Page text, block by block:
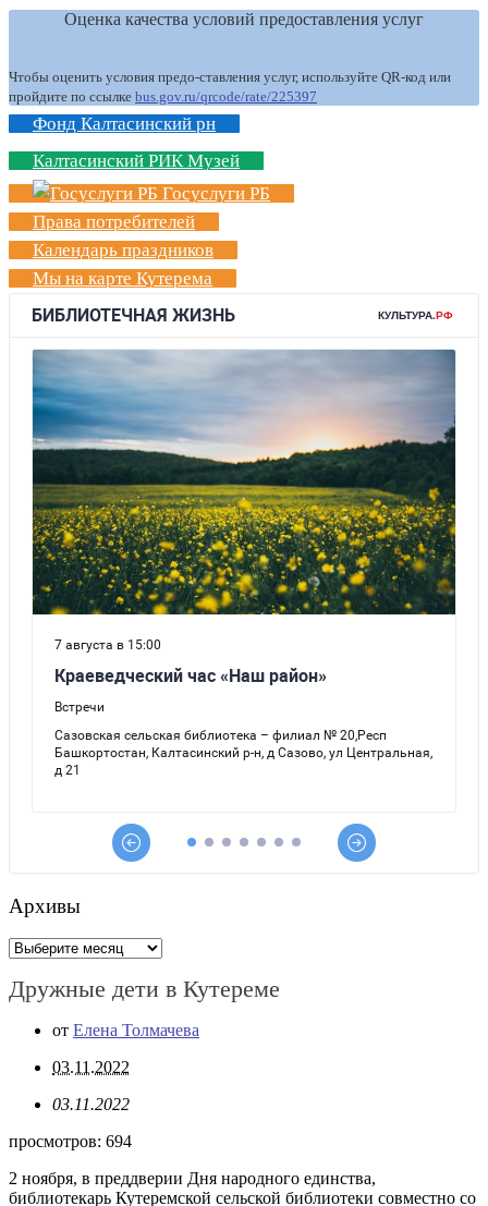
Оценка качества условий предоставления услуг
Чтобы оценить условия предо-ставления услуг, используйте QR-код или
пройдите по ссылке bus.gov.ru/qrcode/rate/225397
Фонд Калтасинский рн
Калтасинский РИК Музей
Госуслуги РБ
Права потребителей
Календарь праздников
Мы на карте Кутерема
Архивы
Архивы
Дружные дети в Кутереме
от Елена Толмачева
03.11.2022
03.11.2022
просмотров: 694
2 ноября, в преддверии Дня народного единства,
библиотекарь Кутеремской сельской библиотеки совместно со